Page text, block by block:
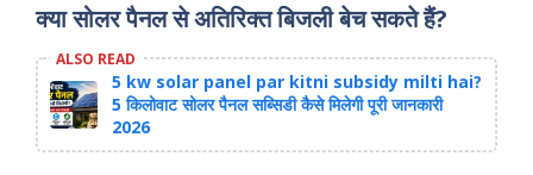
क्या सोलर पैनल से अतिरिक्त बिजली बेच सकते हैं?
ALSO READ
5 kw solar panel par kitni subsidy milti hai?
5 किलोवाट सोलर पैनल सब्सिडी कैसे मिलेगी पूरी जानकारी
2026